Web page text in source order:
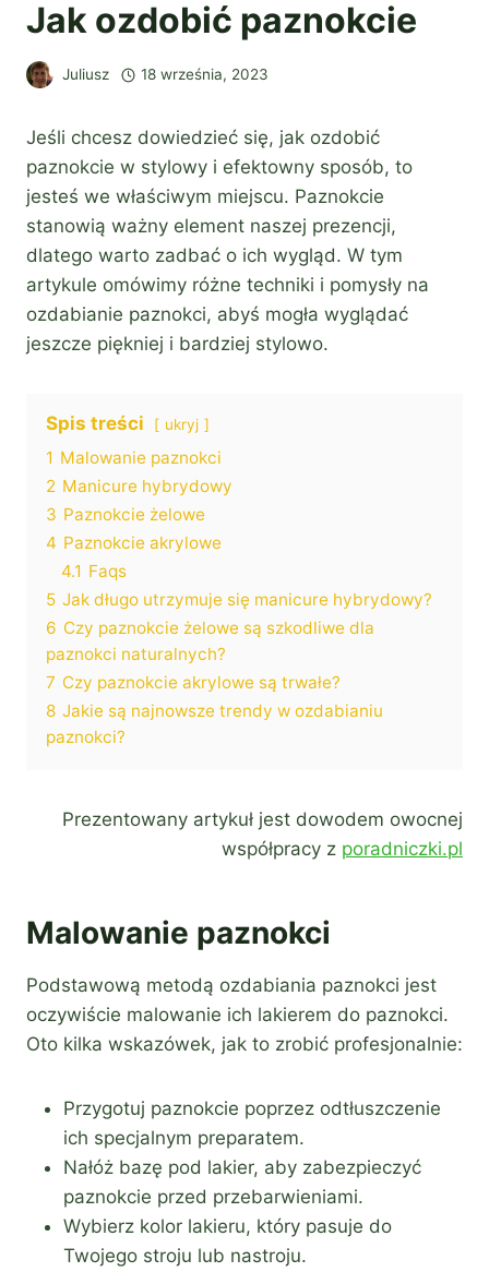
Jak ozdobić paznokcie
Juliusz 18 września, 2023
Jeśli chcesz dowiedzieć się, jak ozdobić
paznokcie w stylowy i efektowny sposób, to
jesteś we właściwym miejscu. Paznokcie
stanowią ważny element naszej prezencji,
dlatego warto zadbać o ich wygląd. W tym
artykule omówimy różne techniki i pomysły na
ozdabianie paznokci, abyś mogła wyglądać
jeszcze piękniej i bardziej stylowo.
Spis treści ukryj
1 Malowanie paznokci
2 Manicure hybrydowy
3 Paznokcie żelowe
4 Paznokcie akrylowe
4.1 Faqs
5 Jak długo utrzymuje się manicure hybrydowy?
6 Czy paznokcie żelowe są szkodliwe dla
paznokci naturalnych?
7 Czy paznokcie akrylowe są trwałe?
8 Jakie są najnowsze trendy w ozdabianiu
paznokci?
Prezentowany artykuł jest dowodem owocnej
współpracy z poradniczki.pl
Malowanie paznokci
Podstawową metodą ozdabiania paznokci jest
oczywiście malowanie ich lakierem do paznokci.
Oto kilka wskazówek, jak to zrobić profesjonalnie:
Przygotuj paznokcie poprzez odtłuszczenie
ich specjalnym preparatem.
Nałóż bazę pod lakier, aby zabezpieczyć
paznokcie przed przebarwieniami.
Wybierz kolor lakieru, który pasuje do
Twojego stroju lub nastroju.